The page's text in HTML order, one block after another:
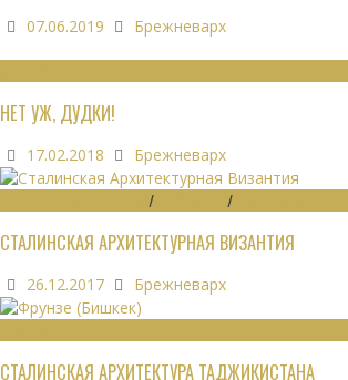
07.06.2019 Брежневарх
НЕТ УЖ, ДУДКИ!
17.02.2018 Брежневарх
/ /
СТАЛИНСКАЯ АРХИТЕКТУРНАЯ ВИЗАНТИЯ
26.12.2017 Брежневарх
СТАЛИНСКАЯ АРХИТЕКТУРА ТАДЖИКИСТАНА